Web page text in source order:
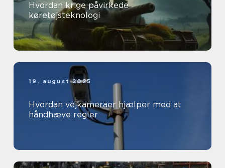
Hvordan krige påvirkede
køretøjsteknologi
19. august 2025
Hvordan vejkameraer hjælper med at
håndhæve regler